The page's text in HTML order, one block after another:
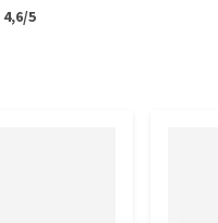
4,6/5